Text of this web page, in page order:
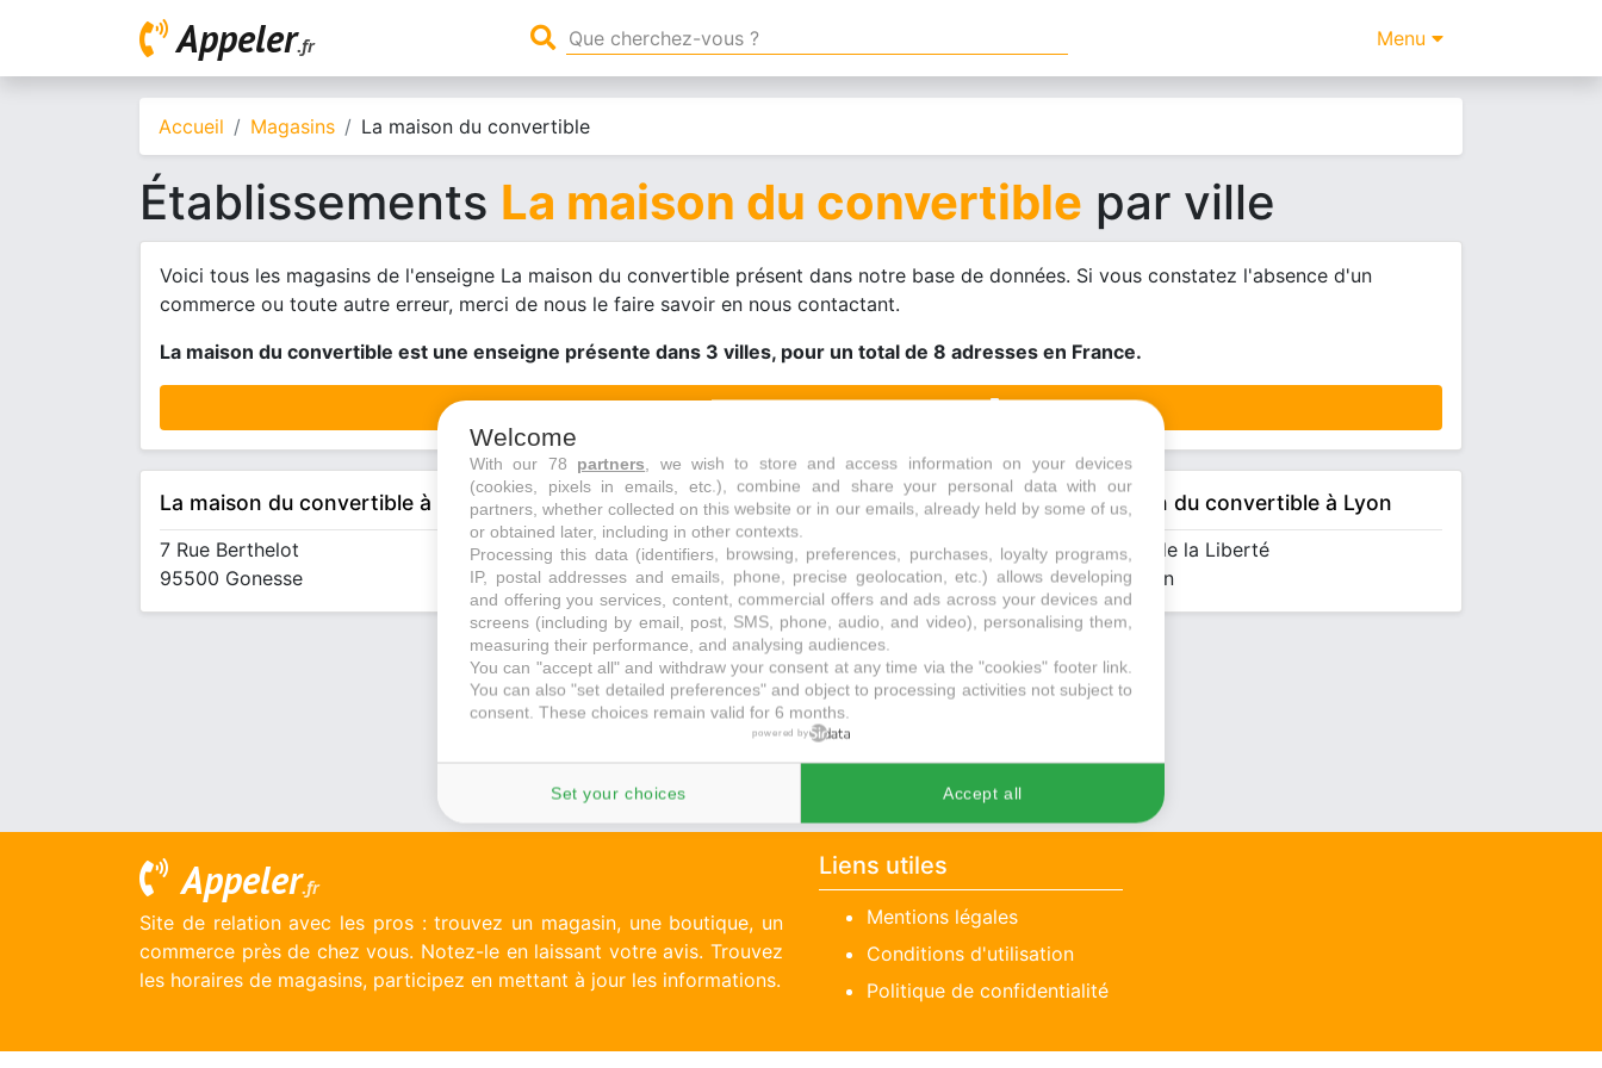
Appeler.fr Menu
Accueil Magasins La maison du convertible
Établissements La maison du convertible par ville
Voici tous les magasins de l'enseigne La maison du convertible présent dans notre base de données. Si vous constatez l'absence d'un
commerce ou toute autre erreur, merci de nous le faire savoir en nous contactant.
La maison du convertible est une enseigne présente dans 3 villes, pour un total de 8 adresses en France.
Tout savoir sur La maison du convertible
La maison du convertible à Gonesse
7 Rue Berthelot
95500 Gonesse
La maison du convertible à Lyon
38 Cours de la Liberté
69003 Lyon
La maison du convertible à Paris
6 magasins pour cette ville
Tous les La maison du convertible à Paris
Appeler.fr
Site de relation avec les pros : trouvez un magasin, une boutique, un
commerce près de chez vous. Notez-le en laissant votre avis. Trouvez
les horaires de magasins, participez en mettant à jour les informations.
Liens utiles
Mentions légales
Conditions d'utilisation
Politique de confidentialité
Welcome
With our 78 partners , we wish to store and access information on your devices
(cookies, pixels in emails, etc.), combine and share your personal data with our
partners, whether collected on this website or in our emails, already held by some of us,
or obtained later, including in other contexts.
Processing this data (identifiers, browsing, preferences, purchases, loyalty programs,
IP, postal addresses and emails, phone, precise geolocation, etc.) allows developing
and offering you services, content, commercial offers and ads across your devices and
screens (including by email, post, SMS, phone, audio, and video), personalising them,
measuring their performance, and analysing audiences.
You can "accept all" and withdraw your consent at any time via the "cookies" footer link.
You can also "set detailed preferences" and object to processing activities not subject to
consent. These choices remain valid for 6 months.
powered by
Set your choices Accept all